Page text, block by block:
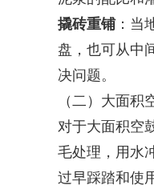
撬砖重铺：当
盘，也可从中
决问题。
（二）大面积
对于大面积空
毛处理，用水
过早踩踏和使